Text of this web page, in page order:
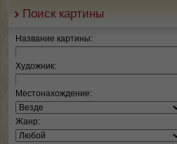
Поиск картины
Название картины:
Художник:
Местонахождение:
Жанр: